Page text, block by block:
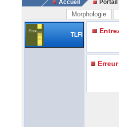
Accueil Portail
Morphologie
TLFi
Erreur